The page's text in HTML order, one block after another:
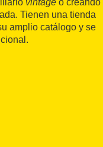
vintage o creando
Tienen una tienda
amplio catálogo y se